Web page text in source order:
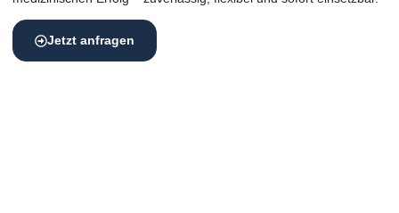
Jetzt anfragen